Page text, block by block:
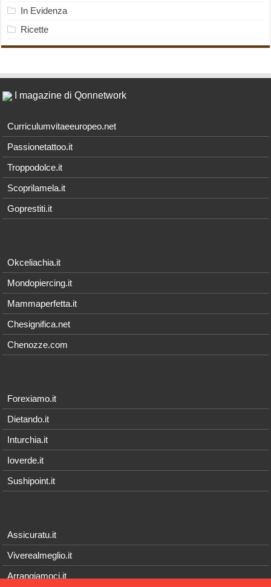
In Evidenza
Ricette
I magazine di Qonnetwork
Curriculumvitaeeuropeo.net
Passionetattoo.it
Troppodolce.it
Scoprilamela.it
Goprestiti.it
Okceliachia.it
Mondopiercing.it
Mammaperfetta.it
Chesignifica.net
Chenozze.com
Forexiamo.it
Dietando.it
Inturchia.it
Ioverde.it
Sushipoint.it
Assicuratu.it
Viverealmeglio.it
Arrangiamoci.it